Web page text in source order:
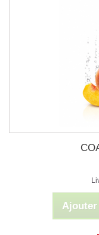
Ajouter